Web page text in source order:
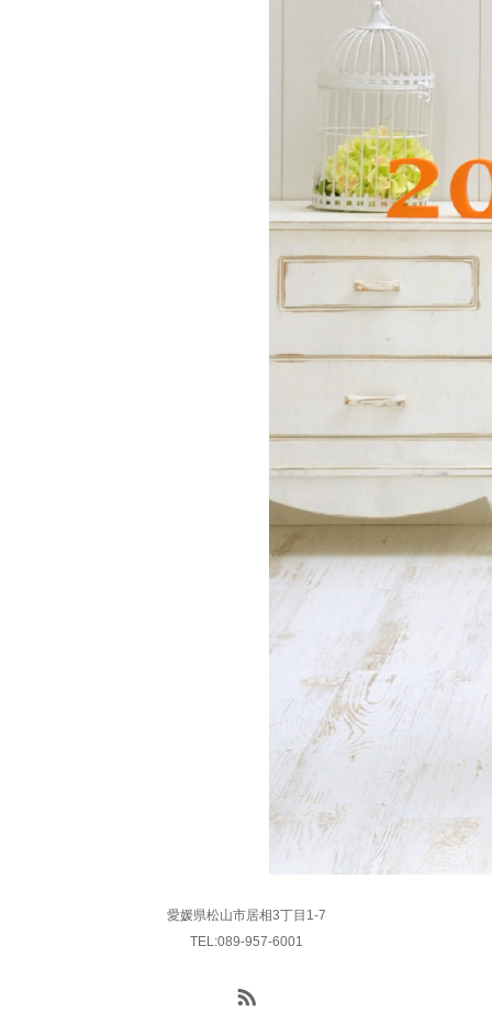
愛媛県松山市居相3丁目1-7
TEL:089-957-6001